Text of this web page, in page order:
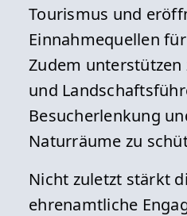
Tourismus und
Einnahmequellen
Zudem
und
Besucherlenkung
Naturräume zu
Nicht zuletzt stärkt
ehrenamtliche